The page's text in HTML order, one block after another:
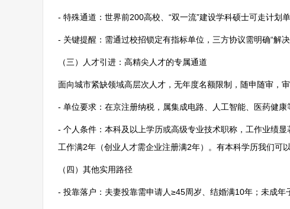
- 特殊通道：世界前200高校、“双一流”建设学科硕士可走计划
- 关键提醒：需通过校招锁定有指标单位，三方协议需明确“解
（三）人才引进：高精尖人才的专属通道
面向城市紧缺领域高层次人才，无年度名额限制，随申随审，审
- 单位要求：在京注册纳税，属集成电路、人工智能、医药健康
- 个人条件：本科及以上学历或高级专业技术职称，工作业绩
工作满2年（创业人才需企业注册满2年）。有本科学历我们可
（四）其他实用路径
- 投靠落户：夫妻投靠需申请人≥45周岁、结婚满10年；未成